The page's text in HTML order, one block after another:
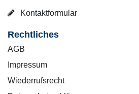
Kontaktformular
Rechtliches
AGB
Impressum
Wiederrufsrecht